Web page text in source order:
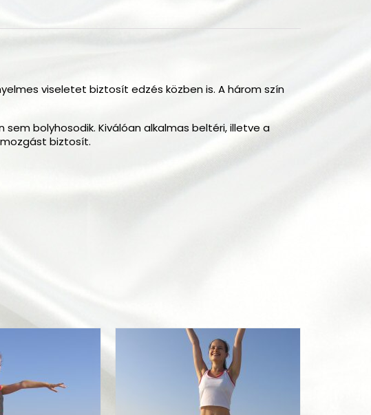
viseletet biztosít edzés közben is. A három szín
bolyhosodik. Kiválóan alkalmas beltéri, illetve a
biztosít.